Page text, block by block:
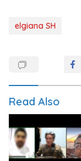
elgiana SH
Read Also